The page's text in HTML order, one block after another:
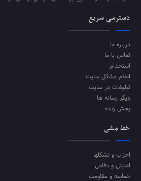
دسترسی سریع
درباره ما
تماس با ما
استخدام
اعلام مشکل سایت
تبلیغات در سایت
دیگر رسانه ها
پخش زنده
خط مشی
احزاب و تشکلها
امنیتی و دفاعی
حماسه و مقاومت